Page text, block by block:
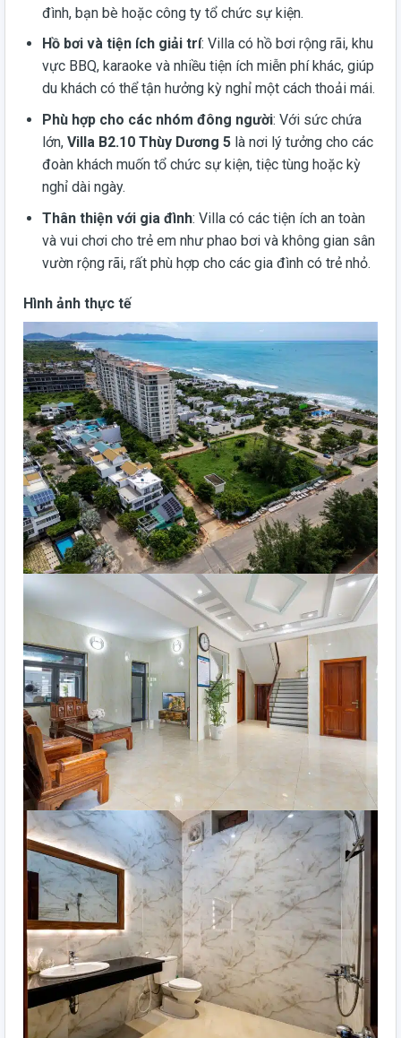
đình, bạn bè hoặc công ty tổ chức sự kiện.
Hồ bơi và tiện ích giải trí: Villa có hồ bơi rộng rãi, khu
vực BBQ, karaoke và nhiều tiện ích miễn phí khác, giúp
du khách có thể tận hưởng kỳ nghỉ một cách thoải mái.
Phù hợp cho các nhóm đông người: Với sức chứa
lớn, Villa B2.10 Thùy Dương 5là nơi lý tưởng cho các
đoàn khách muốn tổ chức sự kiện, tiệc tùng hoặc kỳ
nghỉ dài ngày.
Thân thiện với gia đình: Villa có các tiện ích an toàn
và vui chơi cho trẻ em như phao bơi và không gian sân
vườn rộng rãi, rất phù hợp cho các gia đình có trẻ nhỏ.
Hình ảnh thực tế